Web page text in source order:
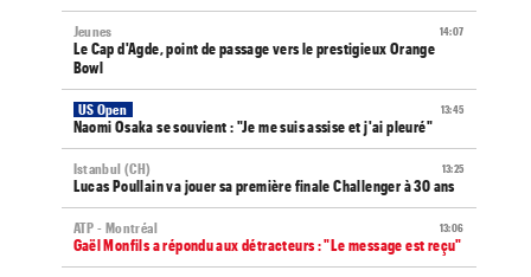
14:07
Jeunes
Le Cap d'Agde, point de passage vers le prestigieux Orange
Bowl
13:45
US Open
Naomi Osaka se souvient : "Je me suis assise et j'ai pleuré"
13:25
Istanbul (CH)
Lucas Poullain va jouer sa première finale Challenger à 30 ans
13:06
ATP - Montréal
Gaël Monfils a répondu aux détracteurs : "Le message est reçu"